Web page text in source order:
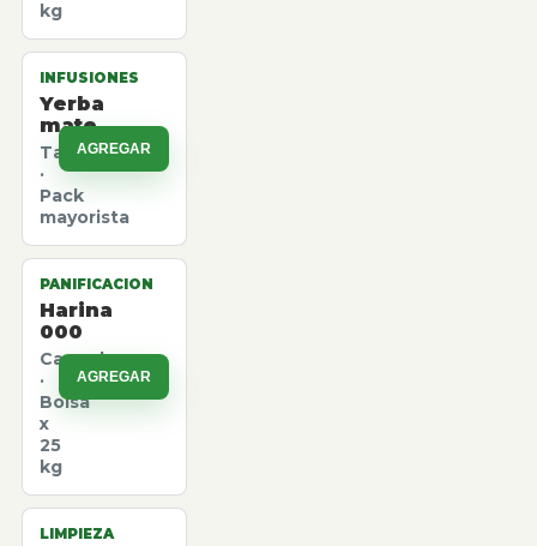
kg
INFUSIONES
Yerba
mate
Taragui
·
Pack
mayorista
AGREGAR
PANIFICACION
Harina
000
Canuelas
·
Bolsa
x
25
kg
AGREGAR
LIMPIEZA